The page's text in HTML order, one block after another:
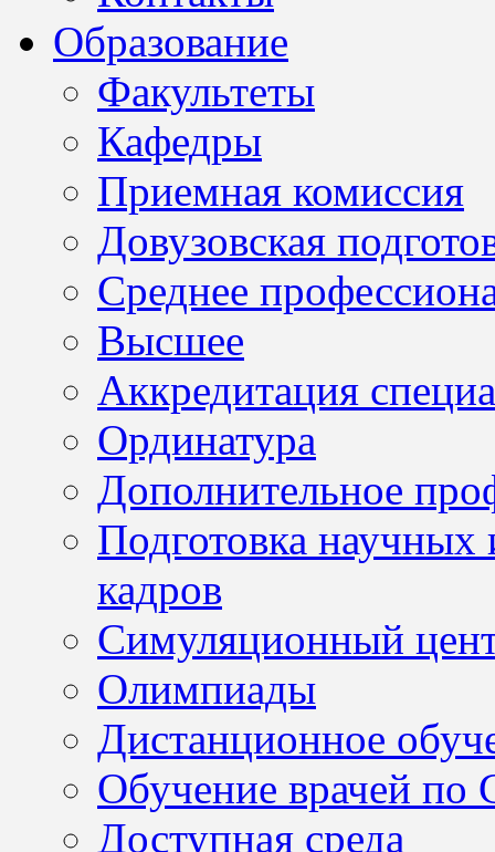
Образование
Факультеты
Кафедры
Приемная комиссия
Довузовская
Среднее
Высшее
Аккредитация
Ординатура
Дополнительное
Подготовка научных
кадров
Симуляционный
Олимпиады
Дистанционное
Обучение врачей по
Доступная среда